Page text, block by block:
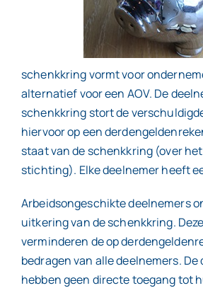
schenkkring vormt voor
alternatief voor een AOV. De
schenkkring stort de
hiervoor op een
staat van de schenkkring (over
stichting). Elke deelnemer heeft
Arbeidsongeschikte deelnemers
uitkering van de schenkkring.
verminderen de op
bedragen van alle deelnemers. De
hebben geen directe toegang tot